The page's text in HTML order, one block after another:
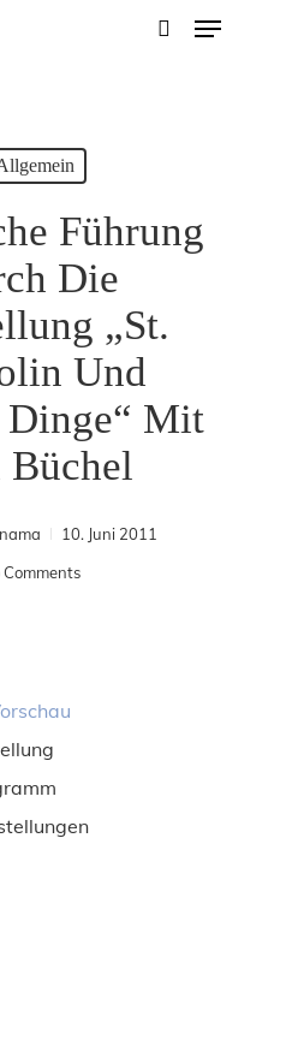
Menu
Führung
Die
„St.
Und
Dinge“ Mit
Büchel
10. Juni 2011
Comments